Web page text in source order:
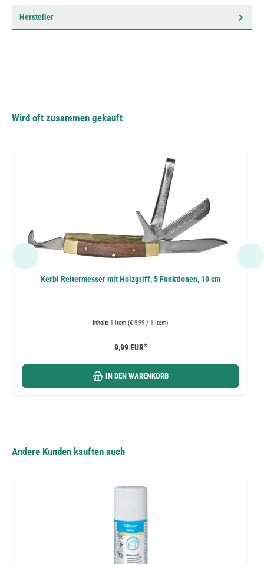
Hersteller
Wird oft zusammen gekauft
Kerbl Reitermesser mit Holzgriff, 5 Funktionen, 10 cm
Inhalt: 1 item (€ 9,99 / 1 item)
9,99 EUR*
IN DEN WARENKORB
Andere Kunden kauften auch